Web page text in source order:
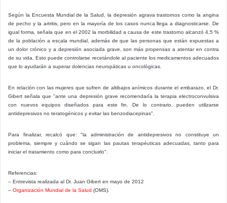
Según la Encuesta Mundial de la Salud, la depresión agrava trastornos como la angina
de pecho y la artritis, pero en la mayoría de los casos nunca llega a diagnosticarse. De
igual forma, señala que en el 2002 la morbilidad a causa de este trastorno alcanzó 4,5 %
de la población a escala mundial, además de que las personas que están expuestas a
un dolor crónico y a depresión asociada grave, son más propensas a atentar en contra
de su vida. Esto puede controlarse recetándole al paciente los medicamentos adecuados
que lo ayudarán a superar dolencias neuropáticas u oncológicas.
En relación con las mujeres que sufren de altibajos anímicos durante el embarazo, el Dr.
Gibert señala que "ante una depresión grave recomendaría la terapia electroconvulsiva
con nuevos equipos diseñados para este fin. De lo contrario, pueden utilizarse
antidepresivos no teratogénicos y evitar las benzodiacepinas".
Para finalizar, recalcó que: "la administración de antidepresivos no constituye un
problema, siempre y cuándo se sigan las pautas terapéuticas adecuadas, tanto para
iniciar el tratamiento como para concluirlo".
Referencias:
– Entrevista realizada al Dr. Juan Gibert en mayo de 2012
– Organización Mundial de la Salud (OMS).